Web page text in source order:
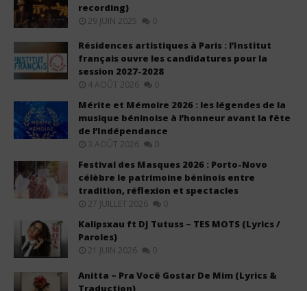
recording)
29 JUIN 2025 0
Résidences artistiques à Paris : l’Institut
français ouvre les candidatures pour la
session 2027-2028
4 AOÛT 2026 0
Mérite et Mémoire 2026 : les légendes de la
musique béninoise à l’honneur avant la fête
de l’Indépendance
3 AOÛT 2026 0
Festival des Masques 2026 : Porto-Novo
célèbre le patrimoine béninois entre
tradition, réflexion et spectacles
27 JUILLET 2026 0
Kalipsxau ft DJ Tutuss – TES MOTS (Lyrics /
Paroles)
21 JUIN 2026 0
Anitta – Pra Você Gostar De Mim (Lyrics &
Traduction)